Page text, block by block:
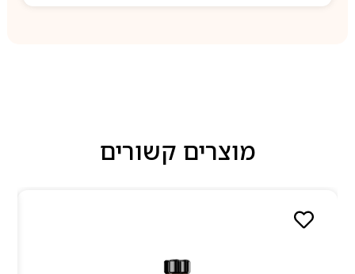
מוצרים קשורים